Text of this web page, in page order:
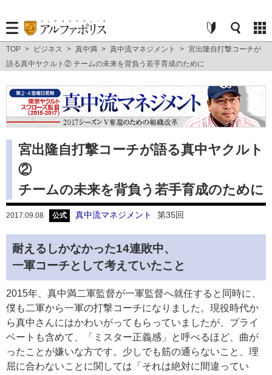
TOP > ビジネス > 真中満 > 真中流マネジメント > 宮出隆自打撃コーチが
語る真中ヤクルト② チームの未来を背負う若手育成のために
宮出隆自打撃コーチが語る真中ヤクルト
②
チームの未来を背負う若手育成のために
2017.09.08 公式 真中流マネジメント 第35回
耐えるしかなかった14連敗中、
一軍コーチとして考えていたこと
2015年、真中満二軍監督が一軍監督へ就任すると同時に、
僕も二軍から一軍の打撃コーチになりました。現役時代か
ら真中さんにはかわいがってもらっていましたが、プライ
ベートも含めて、「ミスター正義感」と呼べるほど、曲が
ったことが嫌いな方です。少しでも筋の通らないこと、理
屈に合わないことに関しては「それは絶対に間違ってい